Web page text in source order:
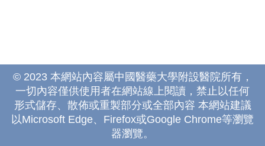
© 2023 本網站內容屬中國醫藥大學附設醫院所有，
一切內容僅供使用者在網站線上閱讀，禁止以任何
形式儲存、散佈或重製部分或全部內容 本網站建議
以Microsoft Edge、Firefox或Google Chrome等瀏覽
器瀏覽。